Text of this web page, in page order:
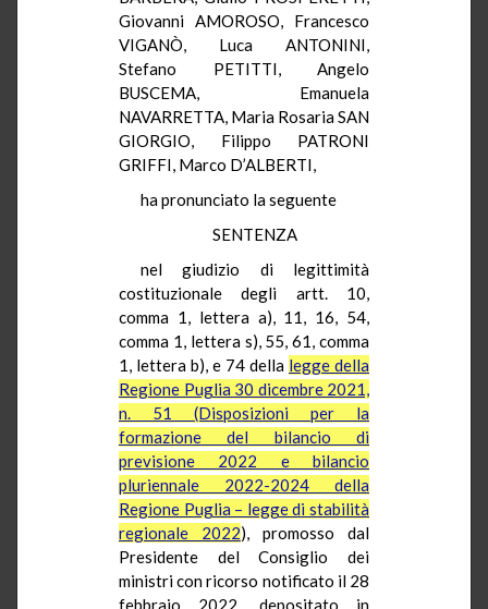
Giovanni AMOROSO, Francesco
VIGANÒ, Luca ANTONINI,
Stefano PETITTI, Angelo
BUSCEMA, Emanuela
NAVARRETTA, Maria Rosaria SAN
GIORGIO, Filippo PATRONI
GRIFFI, Marco D’ALBERTI,
ha pronunciato la seguente
SENTENZA
nel giudizio di legittimità
costituzionale degli artt. 10,
comma 1, lettera a), 11, 16, 54,
comma 1, lettera s), 55, 61, comma
1, lettera b), e 74 della legge della
Regione Puglia 30 dicembre 2021,
n. 51 (Disposizioni per la
formazione del bilancio di
previsione 2022 e bilancio
pluriennale 2022-2024 della
Regione Puglia – legge di stabilità
regionale 2022), promosso dal
Presidente del Consiglio dei
ministri con ricorso notificato il 28
febbraio 2022, depositato in